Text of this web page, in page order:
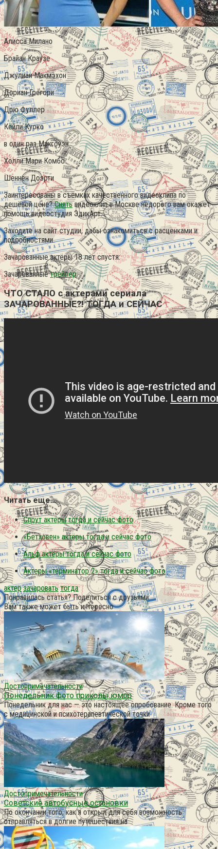
Алисса Милано
Брайан Краузе
Джулиан Макмэхон
Дориан Грегори
Дрю Фуллер
Кейли Куоко
в один раз Макгоуэн
Холли Мари Комбс
Шеннен Доэрти
Заинтересованы в съёмках качественного видеоклипа по
дешёвой цене?Снятьвидеоклип в Москве недорого вам окажет
помощь видеостудия ЭдикАрт.
Заходите на сайт студии, дабы ознакомиться с расценками и
подробностями.
Зачарованные актёры 18 лет спустя:
Зачарованныетрейлер:
ЧТО СТАЛО с актерами сериала
ЗАЧАРОВАННЫЕ?! ТОГДА и СЕЙЧАС
Читать еще…
Спрут актёры тогда и сейчас фото
«Бетховен» актёры тогда и сейчас фото
Альф актёры тогда и сейчас фото
Актеры «терминатор 2» тогда и сейчас фото
актер зачаровать тогда
Понравилась статья? Поделиться с друзьями:
Вам также может быть интересно
Достопримечательности
Понедельник фото приколы юмор
Понедельник для нас — это настоящее опробование. Кроме того
с медицинской и психотерапевтической точки
Достопримечательности
Советские автобусные остановки
По окончании того, как я открыл для себя возможность
отправляться в долгие путешествия на